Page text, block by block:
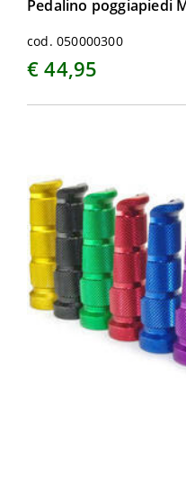
Pedalino poggiapiedi
cod. 050000300
€ 44,95